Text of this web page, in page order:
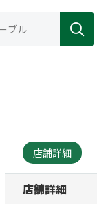
店舗詳細
店舗詳細